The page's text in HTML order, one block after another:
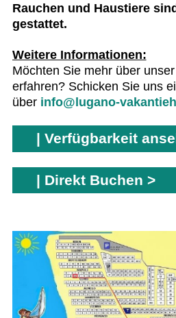
Rauchen und Haustiere
gestattet.
Weitere Informationen:
Möchten Sie mehr über
erfahren? Schicken Sie uns
über info@lugano-
| Verfügbarkeit
| Direkt Buchen >